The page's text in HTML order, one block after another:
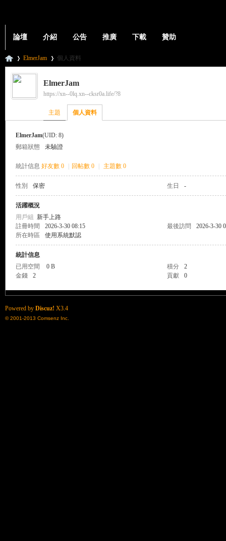
論壇 介紹 公告 推廣 下載 贊助
›
ElmerJam 個人資料
ElmerJam
https://xn--0lq.xn--cksr0a.life/?8
主題 個人資料
ElmerJam(UID: 8)
郵箱狀態
未驗證
統計信息 好友數 0 回帖數 0 主題數 0
性別 保密 生日 -
活躍概況
用戶組 新手上路
註冊時間
2026-3-30 08:15 最後訪問
2026-3-30
所在時區
使用系統默認
統計信息
已用空間
0 B 積分
2
金錢
2 貢獻 0
Powered by Discuz! X3.4
© 2001-2013 Comsenz Inc.